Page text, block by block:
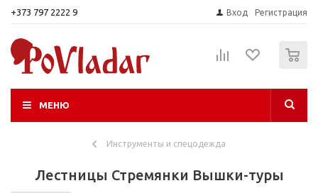
+373 797 2222 9 Вход Регистрация
МЕНЮ
Инструменты и спецодежда
Лестницы Стремянки Вышки-туры